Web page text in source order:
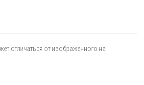
отличаться от изображённого на